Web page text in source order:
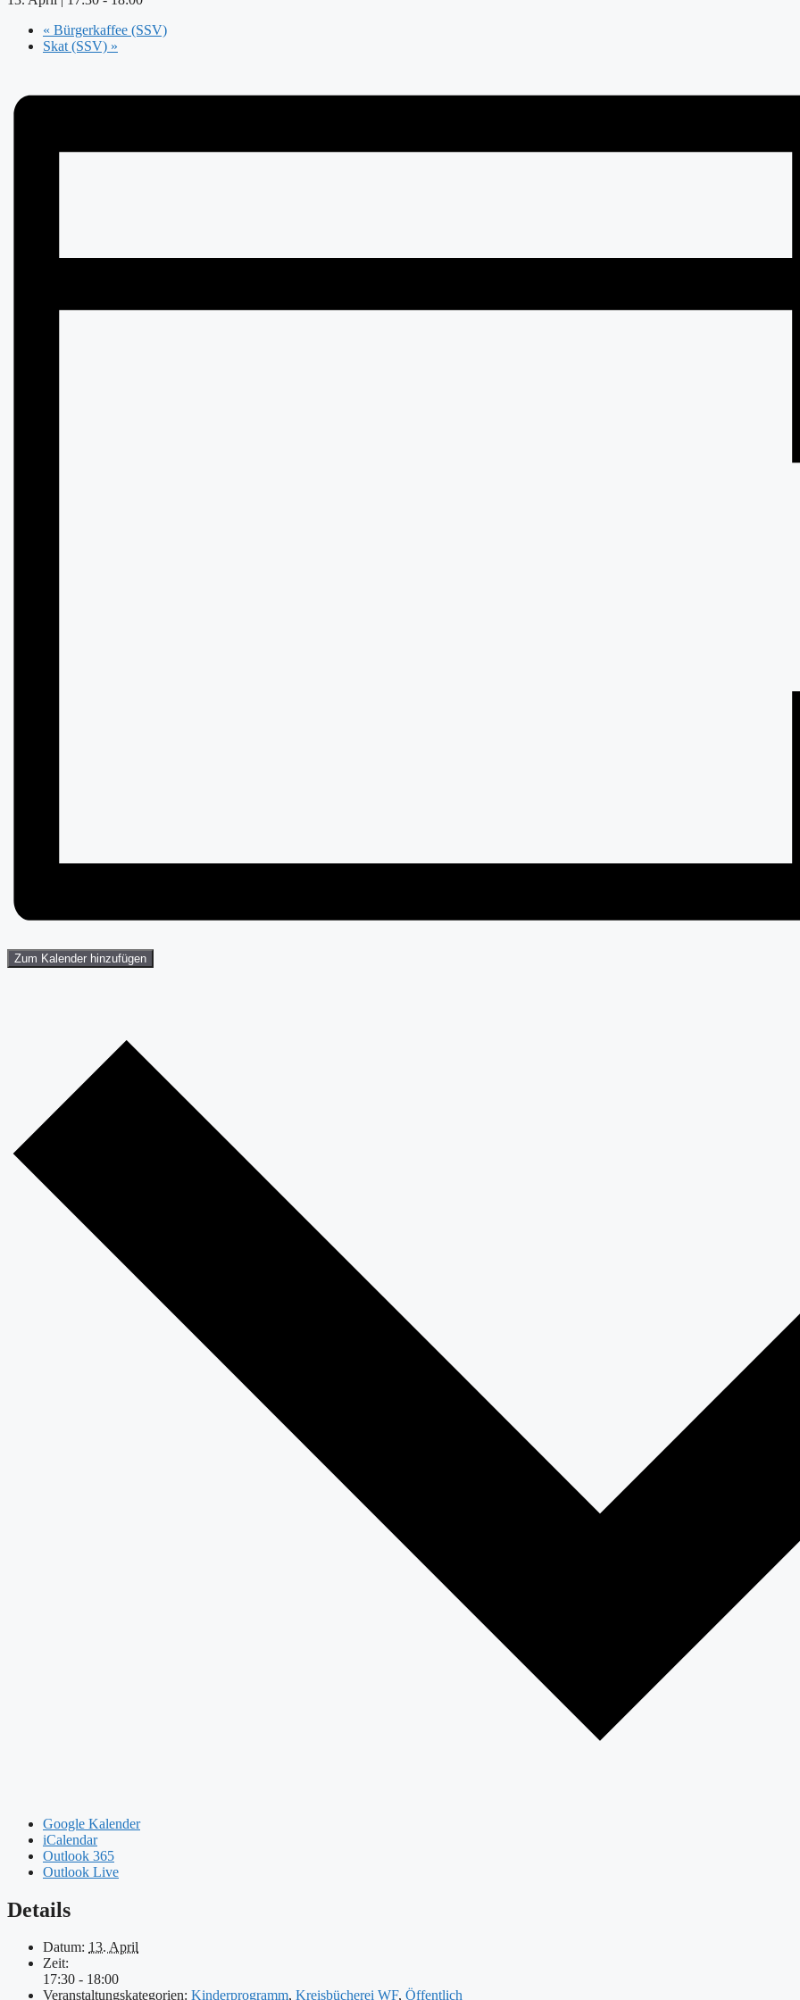
« Bürgerkaffee (SSV)
Skat (SSV) »
Zum Kalender hinzufügen
Google Kalender
iCalendar
Outlook 365
Outlook Live
Details
Datum: 13. April
Zeit:
17:30 - 18:00
Veranstaltungskategorien: Kinderprogramm, Kreisbücherei WF, Öffentlich